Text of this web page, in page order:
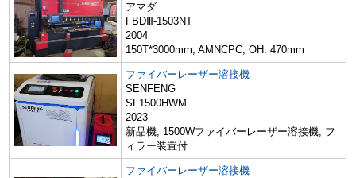
アマダ
FBDⅢ-1503NT
2004
150T*3000mm, AMNCPC, OH: 470mm
ファイバーレーザー溶接機
SENFENG
SF1500HWM
2023
新品機, 1500Wファイバーレーザー溶接機, フ
ィラー装置付
ファイバーレーザー溶接機